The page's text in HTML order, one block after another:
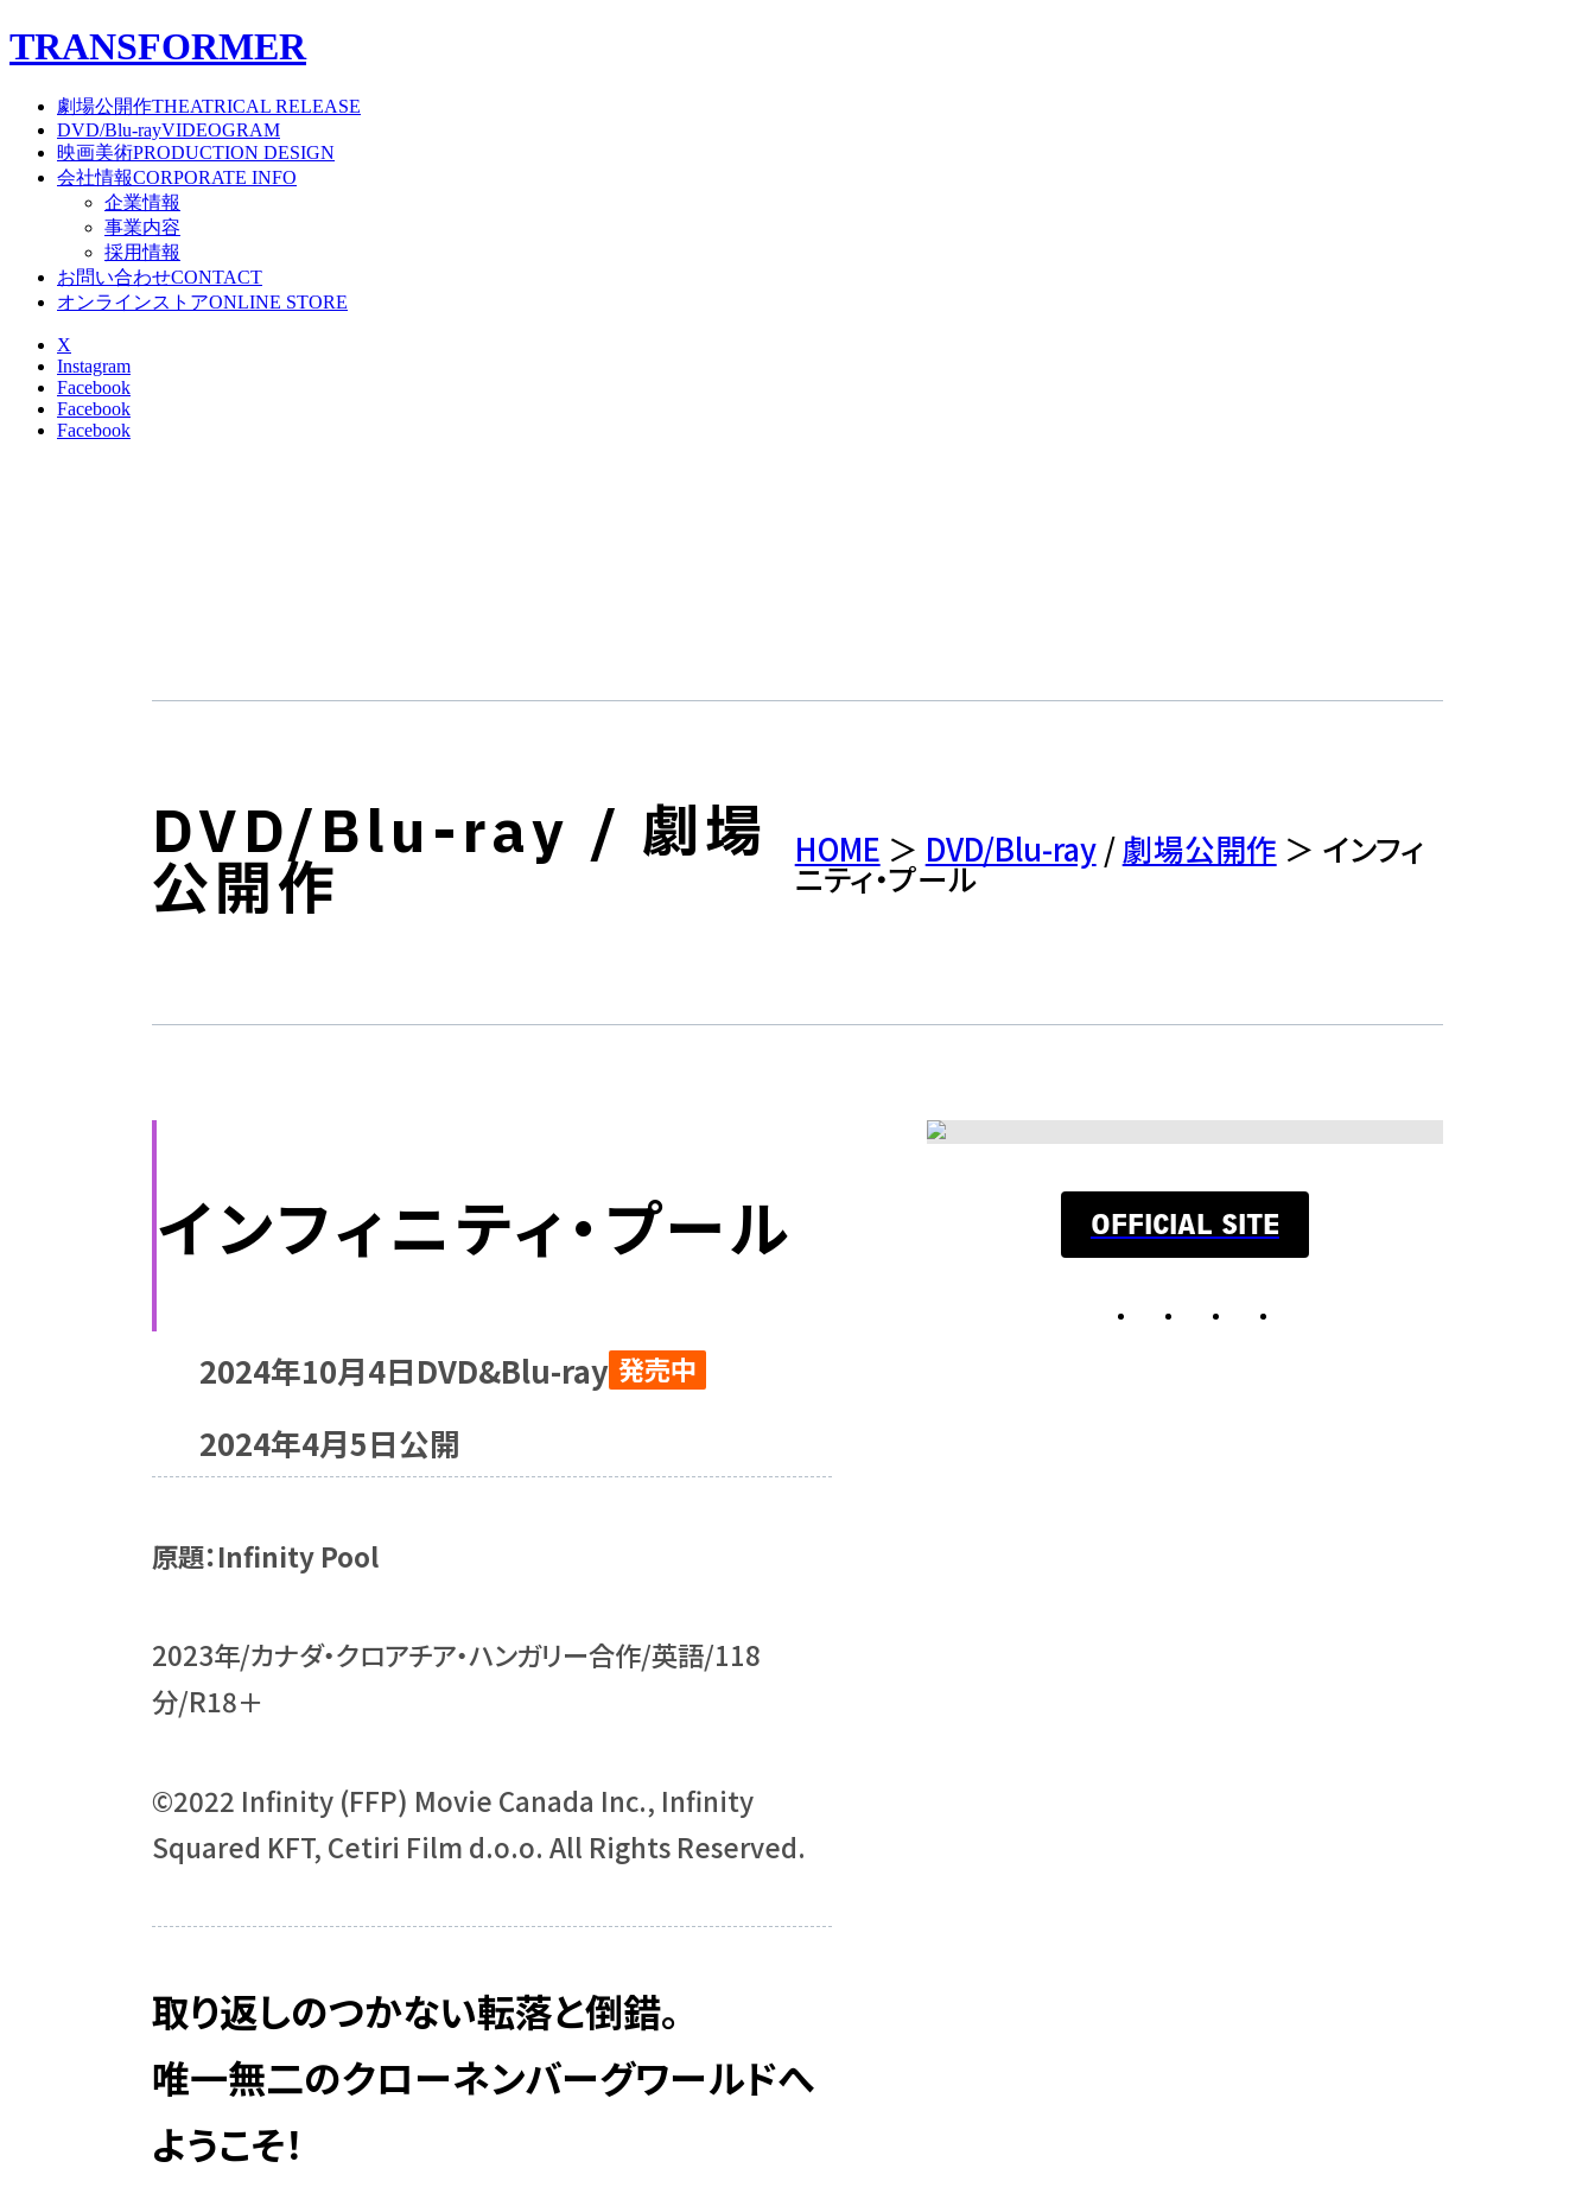
TRANSFORMER
劇場公開作THEATRICAL RELEASE
DVD/Blu-rayVIDEOGRAM
映画美術PRODUCTION DESIGN
会社情報CORPORATE INFO
企業情報
事業内容
採用情報
お問い合わせCONTACT
オンラインストアONLINE STORE
X
Instagram
Facebook
Facebook
Facebook
DVD/Blu-ray / 劇場
公開作
HOME ＞ DVD/Blu-ray/劇場公開作 ＞ インフィ
ニティ・プール
インフィニティ・プール
発売中
2024年10月4日DVD&Blu-ray
2024年4月5日公開
原題：Infinity Pool
2023年/カナダ・クロアチア・ハンガリー合作/英語/118
分/R18＋
©2022 Infinity (FFP) Movie Canada Inc., Infinity
Squared KFT, Cetiri Film d.o.o. All Rights Reserved.
取り返しのつかない転落と倒錯――。
唯一無二のクローネンバーグワールドへ
ようこそ！
OFFICIAL SITE